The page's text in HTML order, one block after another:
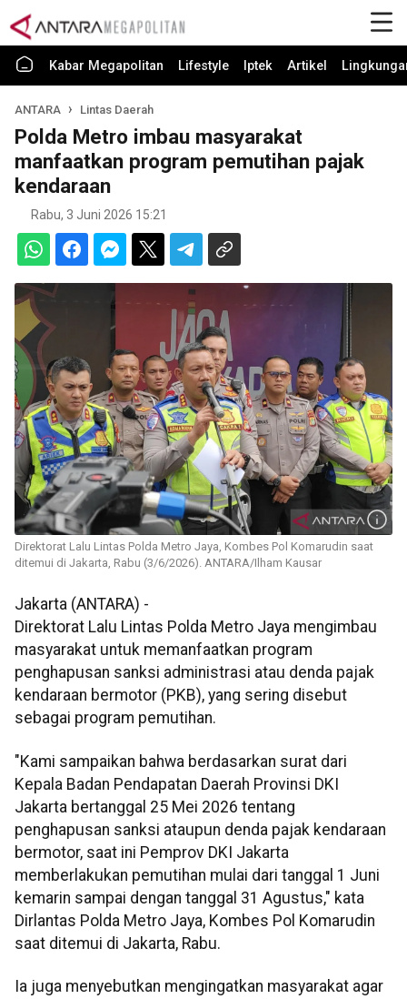
Kabar Megapolitan Lifestyle Iptek Artikel
ANTARA Lintas Daerah
Polda Metro imbau masyarakat
manfaatkan program pemutihan pajak
kendaraan
Rabu, 3 Juni 2026 15:21
Direktorat Lalu Lintas Polda Metro Jaya, Kombes Pol Komarudin saat
ditemui di Jakarta, Rabu (3/6/2026). ANTARA/Ilham Kausar
Jakarta (ANTARA) -
Direktorat Lalu Lintas Polda Metro Jaya mengimbau
masyarakat untuk memanfaatkan program
penghapusan sanksi administrasi atau denda pajak
kendaraan bermotor (PKB), yang sering disebut
sebagai program pemutihan.
"Kami sampaikan bahwa berdasarkan surat dari
Kepala Badan Pendapatan Daerah Provinsi DKI
Jakarta bertanggal 25 Mei 2026 tentang
penghapusan sanksi ataupun denda pajak kendaraan
bermotor, saat ini Pemprov DKI Jakarta
memberlakukan pemutihan mulai dari tanggal 1 Juni
kemarin sampai dengan tanggal 31 Agustus," kata
Dirlantas Polda Metro Jaya, Kombes Pol Komarudin
saat ditemui di Jakarta, Rabu.
Ia juga menyebutkan mengingatkan masyarakat agar